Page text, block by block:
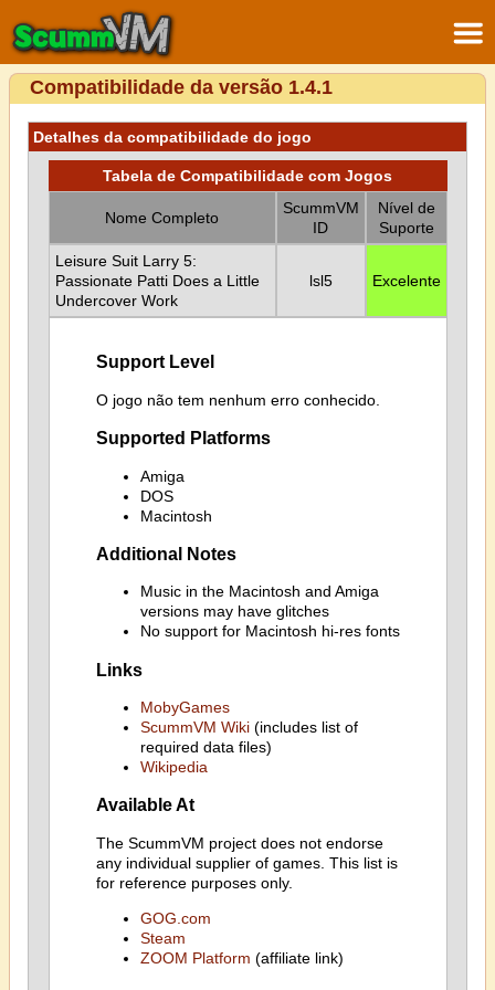
Compatibilidade da versão 1.4.1
Detalhes da compatibilidade do jogo
Tabela de Compatibilidade com Jogos
Nome Completo
ScummVM
ID
Nível de
Suporte
Leisure Suit Larry 5:
Passionate Patti Does a Little
Undercover Work
lsl5 Excelente
Support Level
O jogo não tem nenhum erro conhecido.
Supported Platforms
Amiga
DOS
Macintosh
Additional Notes
Music in the Macintosh and Amiga
versions may have glitches
No support for Macintosh hi-res fonts
Links
MobyGames
ScummVM Wiki(includes list of
required data files)
Wikipedia
Available At
The ScummVM project does not endorse
any individual supplier of games. This list is
for reference purposes only.
GOG.com
Steam
ZOOM Platform (affiliate link)